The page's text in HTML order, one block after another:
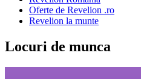
Oferte de Revelion .ro
Revelion la munte
Locuri de munca